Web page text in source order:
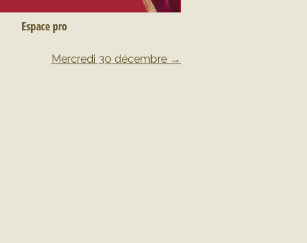
Espace pro
Mercredi 30 décembre →